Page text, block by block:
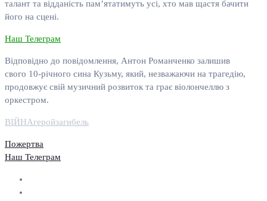
талант та відданість пам’ятатимуть усі, хто мав щастя бачити
його на сцені.
Наш Телеграм
Відповідно до повідомлення, Антон Романченко залишив
свого 10-річного сина Кузьму, який, незважаючи на трагедію,
продовжує свій музичний розвиток та грає віолончеллю з
оркестром.
ВІЙНАгеройзагибель
Пожертва
Наш Телеграм